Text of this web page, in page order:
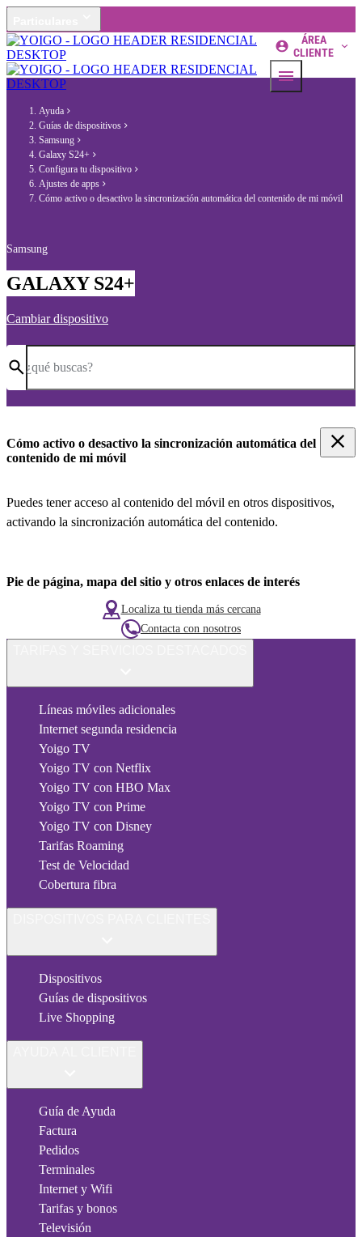
ÁREA
CLIENTE
Ayuda
Guías de dispositivos
Samsung
Galaxy S24+
Configura tu dispositivo
Ajustes de apps
Cómo activo o desactivo la sincronización automática del contenido de mi móvil
Samsung
GALAXY S24+
Cambiar dispositivo
¿qué buscas?
Cómo activo o desactivo la sincronización automática del
contenido de mi móvil
Puedes tener acceso al contenido del móvil en otros dispositivos,
activando la sincronización automática del contenido.
Pie de página, mapa del sitio y otros enlaces de interés
Localiza tu tienda más cercana
Contacta con nosotros
Líneas móviles adicionales
Internet segunda residencia
Yoigo TV
Yoigo TV con Netflix
Yoigo TV con HBO Max
Yoigo TV con Prime
Yoigo TV con Disney
Tarifas Roaming
Test de Velocidad
Cobertura fibra
Dispositivos
Guías de dispositivos
Live Shopping
Guía de Ayuda
Factura
Pedidos
Terminales
Internet y Wifi
Tarifas y bonos
Televisión